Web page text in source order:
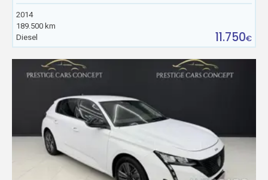
2014
189.500 km
Diesel
11.750€